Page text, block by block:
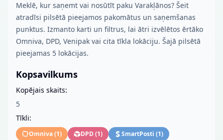
Meklē, kur saņemt vai nosūtīt paku Varakļānos? Šeit
atradīsi pilsētā pieejamos pakomātus un saņemšanas
punktus. Izmanto karti un filtrus, lai ātri izvēlētos ērtāko
Omniva, DPD, Venipak vai cita tīkla lokāciju. Šajā pilsētā
pieejamas 5 lokācijas.
Kopsavilkums
Kopējais skaits:
5
Tīkli:
Omniva(1) DPD(1) SmartPosti (1)